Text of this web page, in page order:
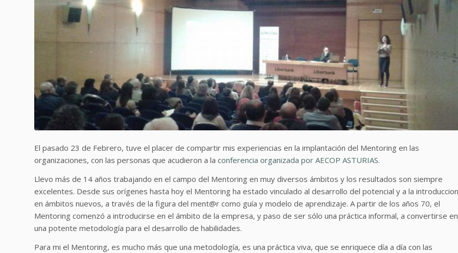
El pasado 23 de Febrero, tuve el placer de compartir mis experiencias en la implantación del Mentoring en las
organizaciones, con las personas que acudieron a la conferencia organizada por AECOP ASTURIAS.
Llevo más de 14 años trabajando en el campo del Mentoring en muy diversos ámbitos y los resultados son siempre
excelentes. Desde sus orígenes hasta hoy el Mentoring ha estado vinculado al desarrollo del potencial y a la introduccion
en ámbitos nuevos, a través de la figura del ment@r como guía y modelo de aprendizaje. A partir de los años 70, el
Mentoring comenzó a introducirse en el ámbito de la empresa, y paso de ser sólo una práctica informal, a convertirse en
una potente metodología para el desarrollo de habilidades.
Para mi el Mentoring, es mucho más que una metodología, es una práctica viva, que se enriquece día a día con las